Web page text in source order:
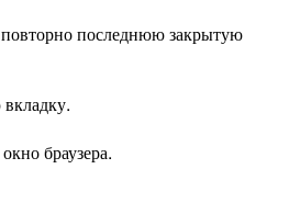
последнюю закрытую
браузера.